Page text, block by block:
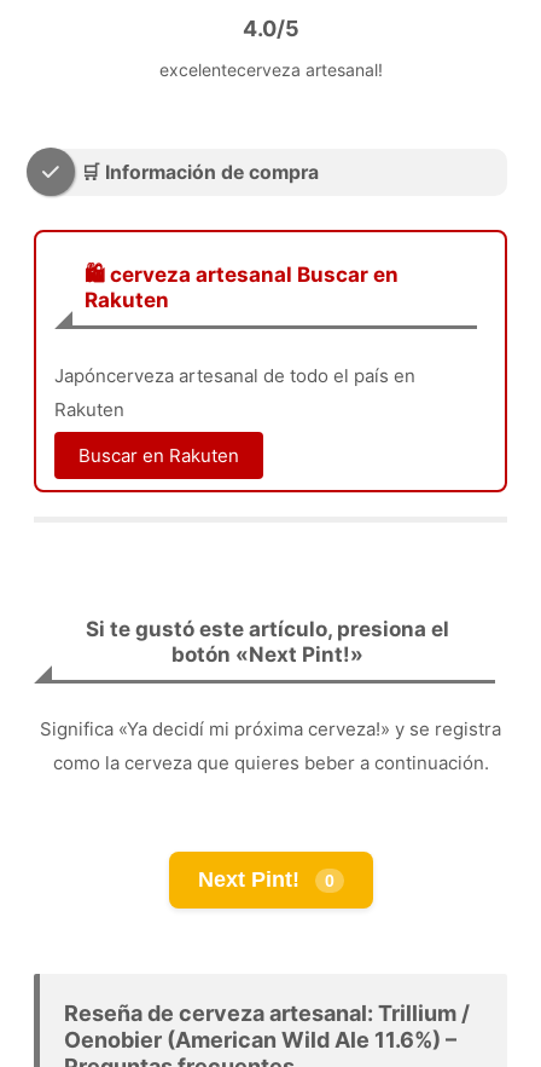
4.0/5
excelentecerveza artesanal!
🛒 Información de compra
🛍️ cerveza artesanal Buscar en
Rakuten
Japóncerveza artesanal de todo el país en
Rakuten
Buscar en Rakuten
Si te gustó este artículo, presiona el
botón «Next Pint!»
Significa «Ya decidí mi próxima cerveza!» y se registra
como la cerveza que quieres beber a continuación.
Next Pint! 0
Reseña de cerveza artesanal: Trillium /
Oenobier (American Wild Ale 11.6%) –